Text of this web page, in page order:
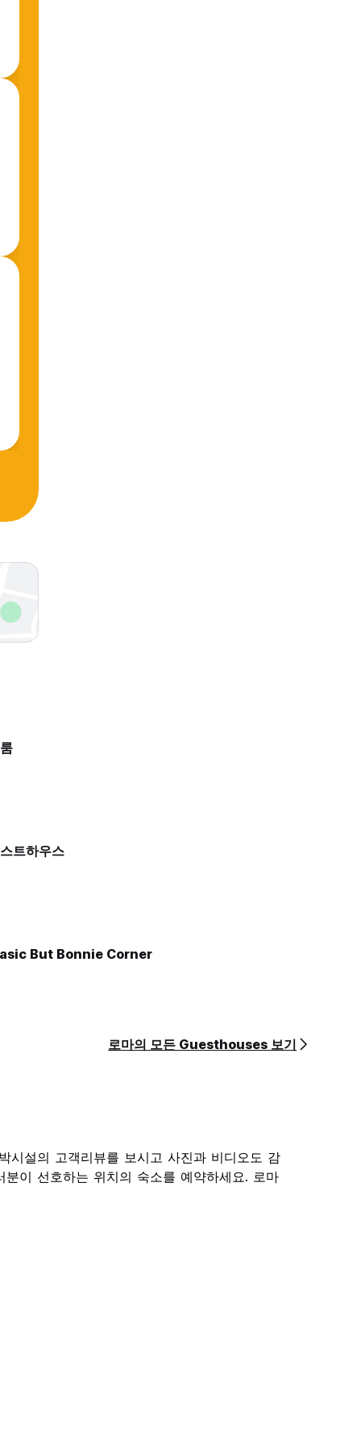
트하우스
But Bonnie Corner
로마의 모든 Guesthouses 보기
시설의 고객리뷰를 보시고 사진과 비디오도 감
이 선호하는 위치의 숙소를 예약하세요. 로마